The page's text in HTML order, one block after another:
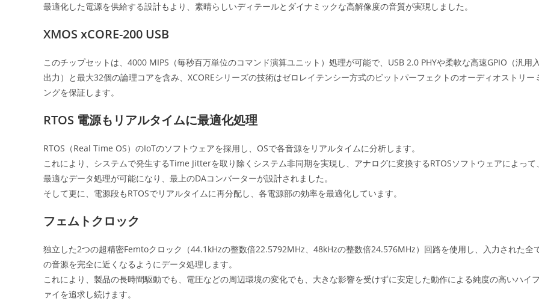
最適化した電源を供給する設計もより、素晴らしいディテールとダイナミックな高解像度の音質が実現しました。
XMOS xCORE-200 USB
このチップセットは、4000 MIPS（毎秒百万単位のコマンド演算ユニット）処理が可能で、USB 2.0 PHYや柔軟な高速GPIO（汎用
出力）と最大32個の論理コアを含み、XCOREシリーズの技術はゼロレイテンシー方式のビットパーフェクトのオーディオストリー
ングを保証します。
RTOS 電源もリアルタイムに最適化処理
RTOS（Real Time OS）のIoTのソフトウェアを採用し、OSで各音源をリアルタイムに分析します。
これにより、システムで発生するTime Jitterを取り除くシステム非同期を実現し、アナログに変換するRTOSソフトウェアによって
最適なデータ処理が可能になり、最上のDAコンバーターが設計されました。
そして更に、電源段もRTOSでリアルタイムに再分配し、各電源部の効率を最適化しています。
フェムトクロック
独立した2つの超精密Femtoクロック（44.1kHzの整数倍22.5792MHz、48kHzの整数倍24.576MHz）回路を使用し、入力された全
の音源を完全に近くなるようにデータ処理します。
これにより、製品の長時間駆動でも、電圧などの周辺環境の変化でも、大きな影響を受けずに安定した動作による純度の高いハイ
ァイを追求し続けます。